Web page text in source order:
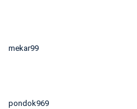
mekar99
pondok969